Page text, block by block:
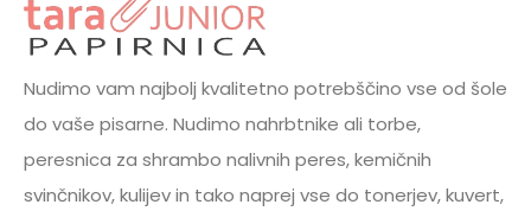
Nudimo vam najbolj kvalitetno potrebščino vse od šole
do vaše pisarne. Nudimo nahrbtnike ali torbe,
peresnica za shrambo nalivnih peres, kemičnih
svinčnikov, kulijev in tako naprej vse do tonerjev, kuvert,